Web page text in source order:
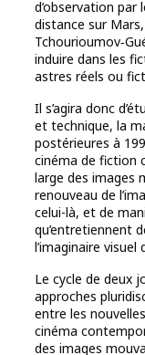
d’observation par
distance sur
induire dans les
astres réels ou
Il s’agira donc
et technique, la
postérieures à
cinéma de fiction
large des images
renouveau de
celui-là, et de
qu’entretiennent
l’imaginaire visuel
Le cycle de deux
approches
entre les
cinéma
des images